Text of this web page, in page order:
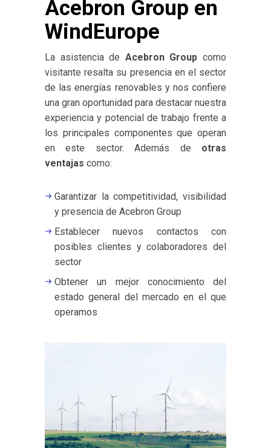
Acebron Group en
WindEurope
La asistencia de Acebron Group como
visitante resalta su presencia en el sector
de las energías renovables y nos confiere
una gran oportunidad para destacar nuestra
experiencia y potencial de trabajo frente a
los principales componentes que operan
en este sector. Además de otras
ventajas como:
Garantizar la competitividad, visibilidad
y presencia de Acebron Group
Establecer nuevos contactos con
posibles clientes y colaboradores del
sector
Obtener un mejor conocimiento del
estado general del mercado en el que
operamos